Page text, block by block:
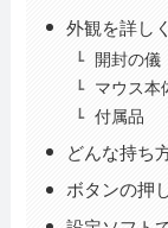
外観を詳し
開封の儀
マウス本
付属品
どんな持ち
ボタンの押